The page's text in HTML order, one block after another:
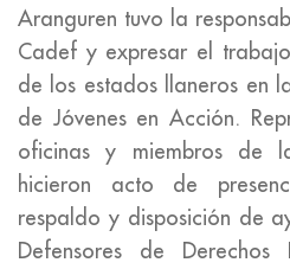
Aranguren tuvo la
Cadef y expresar el
de los estados llaneros en
de Jóvenes en Acción.
oficinas y miembros de
hicieron acto de
respaldo y disposición de
Defensores de